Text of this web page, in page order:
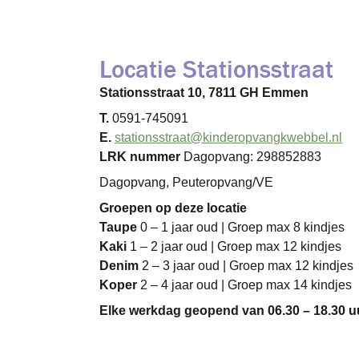
Locatie Stationsstraat
Stationsstraat 10, 7811 GH Emmen
T. 0591-745091
E. stationsstraat@kinderopvangkwebbel.nl
LRK nummer Dagopvang: 298852883
Dagopvang, Peuteropvang/VE
Groepen op deze locatie
Taupe 0 – 1 jaar oud | Groep max 8 kindjes
Kaki 1 – 2 jaar oud | Groep max 12 kindjes
Denim 2 – 3 jaar oud | Groep max 12 kindjes
Koper 2 – 4 jaar oud | Groep max 14 kindjes
Elke werkdag geopend van 06.30 – 18.30